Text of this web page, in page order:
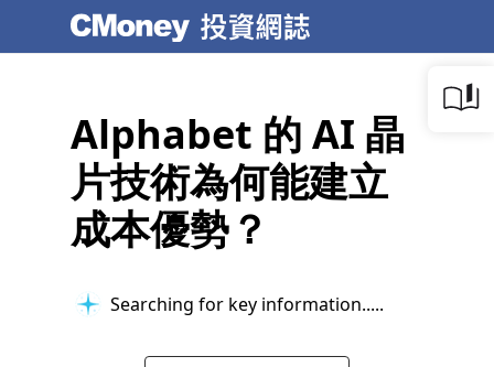
Alphabet 的 AI 晶
片技術為何能建立
成本優勢？
Searching for key information...